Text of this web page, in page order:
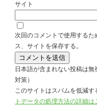
サイト
次回のコメントで使用する
ス、サイトを保存する。
日本語が含まれない投稿は
対策）
このサイトはスパムを低減す
トデータの処理方法の詳細